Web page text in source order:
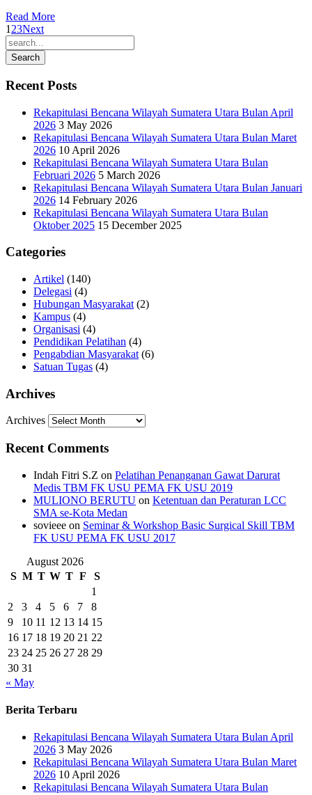
Read More
1 23Next
Recent Posts
Rekapitulasi Bencana Wilayah Sumatera Utara Bulan April
2026 3 May 2026
Rekapitulasi Bencana Wilayah Sumatera Utara Bulan Maret
2026 10 April 2026
Rekapitulasi Bencana Wilayah Sumatera Utara Bulan
Februari 2026 5 March 2026
Rekapitulasi Bencana Wilayah Sumatera Utara Bulan Januari
2026 14 February 2026
Rekapitulasi Bencana Wilayah Sumatera Utara Bulan
Oktober 2025 15 December 2025
Categories
Artikel (140)
Delegasi (4)
Hubungan Masyarakat (2)
Kampus (4)
Organisasi (4)
Pendidikan Pelatihan (4)
Pengabdian Masyarakat (6)
Satuan Tugas (4)
Archives
Archives
Recent Comments
Indah Fitri S.Z on Pelatihan Penanganan Gawat Darurat
Medis TBM FK USU PEMA FK USU 2019
MULIONO BERUTU on Ketentuan dan Peraturan LCC
SMA se-Kota Medan
sovieee on Seminar & Workshop Basic Surgical Skill TBM
FK USU PEMA FK USU 2017
August 2026
S M T W T F
S
1
2
3 4 5 6 7
8
9
10 11 12 13 14 15
16 17 18 19 20 21 22
23 24 25 26 27 28 29
30 31
« May
Berita Terbaru
Rekapitulasi Bencana Wilayah Sumatera Utara Bulan April
2026 3 May 2026
Rekapitulasi Bencana Wilayah Sumatera Utara Bulan Maret
2026 10 April 2026
Rekapitulasi Bencana Wilayah Sumatera Utara Bulan